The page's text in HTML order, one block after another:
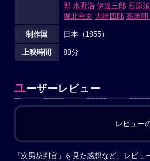
郎 水野浩 伊達三郎 石原
堀北幸夫 大崎四郎 高原朝
制作国 日本（1955）
上映時間 83分
ユーザーレビュー
レビュー
「次男坊判官」を見た感想など、レビ